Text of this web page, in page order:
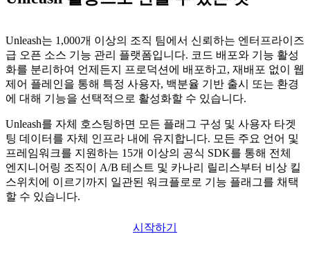
Unleash는 1,000개 이상의 조직 팀에서 신뢰하는 엔터프라이즈
급 오픈 소스 기능 관리 플랫폼입니다. 코드 배포와 기능 활성
화를 분리하여 언제든지 프로덕션에 배포하고, 재배포 없이 웹
제어 플레인을 통해 특정 사용자, 백분율 기반 출시 또는 환경
에 대해 기능을 선택적으로 활성화할 수 있습니다.
Unleash를 자체 호스팅하면 모든 플래그 구성 및 사용자 타겟
팅 데이터를 자체 인프라 내에 유지합니다. 모든 주요 언어 및
프레임워크를 지원하는 15개 이상의 공식 SDK를 통해 전체
엔지니어링 조직이 A/B 테스트 및 카나리 릴리스부터 비상 킬
스위치에 이르기까지 일관된 워크플로로 기능 플래그를 채택
할 수 있습니다.
시작하기